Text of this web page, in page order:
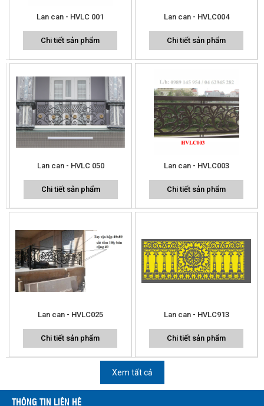
Lan can - HVLC 001
Chi tiết sản phẩm
Lan can - HVLC004
Chi tiết sản phẩm
Lan can - HVLC 050
Chi tiết sản phẩm
Lan can - HVLC003
Chi tiết sản phẩm
Lan can - HVLC025
Chi tiết sản phẩm
Lan can - HVLC913
Chi tiết sản phẩm
Xem tất cả
THÔNG TIN LIÊN HỆ